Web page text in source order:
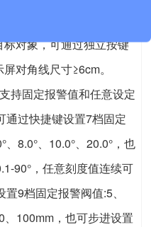
、设备电量及报警状态;
对象，可通过独立按键
对角线尺寸≥6cm。
持固定报警值和任意设定
通过快捷键设置7档固定
、8.0°、10.0°、20.0°，也
90°，任意刻度值连续可
9档固定报警阀值:5、
100mm，也可步进设置